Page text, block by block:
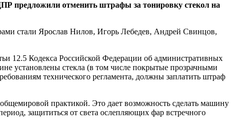
предложили отменить штрафы за тонировку стекол на
стали Ярослав Нилов, Игорь Лебедев, Андрей Свинцов,
12.5 Кодекса Российской Федерации об административных
установлены стекла (в том числе покрытые прозрачными
технического регламента, должны заплатить штраф
практикой. Это дает возможность сделать машину
защититься от света ослепляющих фар встречного